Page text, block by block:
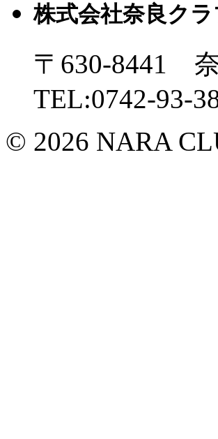
株式会社奈良ク
〒630-8441
TEL:0742-93-
© 2026 NARA